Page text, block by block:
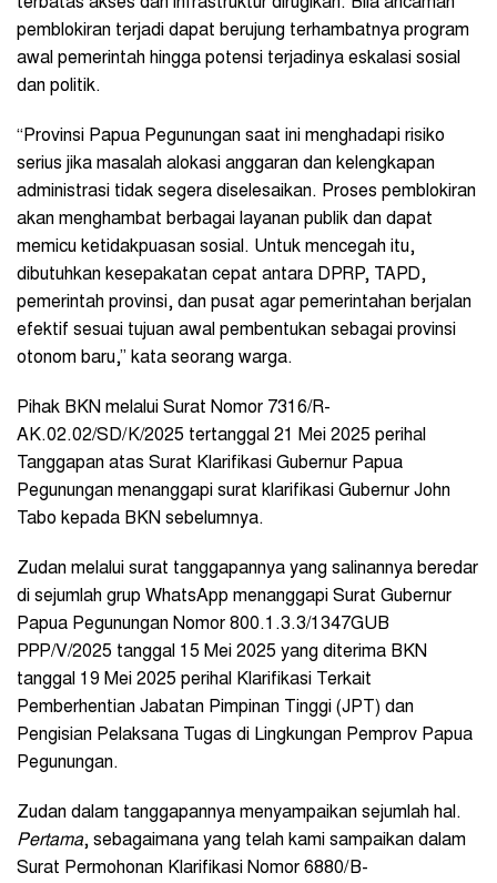
pemblokiran terjadi dapat berujung terhambatnya program
awal pemerintah hingga potensi terjadinya eskalasi sosial
dan politik.
“Provinsi Papua Pegunungan saat ini menghadapi risiko
serius jika masalah alokasi anggaran dan kelengkapan
administrasi tidak segera diselesaikan. Proses pemblokiran
akan menghambat berbagai layanan publik dan dapat
memicu ketidakpuasan sosial. Untuk mencegah itu,
dibutuhkan kesepakatan cepat antara DPRP, TAPD,
pemerintah provinsi, dan pusat agar pemerintahan berjalan
efektif sesuai tujuan awal pembentukan sebagai provinsi
otonom baru,” kata seorang warga.
Pihak BKN melalui Surat Nomor 7316/R-
AK.02.02/SD/K/2025 tertanggal 21 Mei 2025 perihal
Tanggapan atas Surat Klarifikasi Gubernur Papua
Pegunungan menanggapi surat klarifikasi Gubernur John
Tabo kepada BKN sebelumnya.
Zudan melalui surat tanggapannya yang salinannya beredar
di sejumlah grup WhatsApp menanggapi Surat Gubernur
Papua Pegunungan Nomor 800.1.3.3/1347GUB
PPP/V/2025 tanggal 15 Mei 2025 yang diterima BKN
tanggal 19 Mei 2025 perihal Klarifikasi Terkait
Pemberhentian Jabatan Pimpinan Tinggi (JPT) dan
Pengisian Pelaksana Tugas di Lingkungan Pemprov Papua
Pegunungan.
Zudan dalam tanggapannya menyampaikan sejumlah hal.
Pertama, sebagaimana yang telah kami sampaikan dalam
Surat Permohonan Klarifikasi Nomor 6880/B-